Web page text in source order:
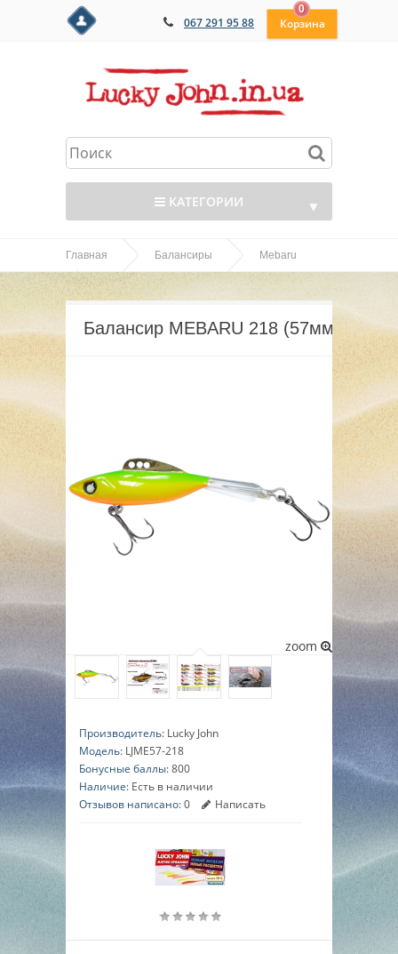
067 291 95 88
0
КАТЕГОРИИ ▼
▼
Главная Балансиры Mebaru
Балансир MEBARU 218 (57мм)
Балансир MEBARU 218 (57мм)
zoom
Производитель: Lucky John
Модель: LJME57-218
Бонусные баллы:800
Наличие: Есть в наличии
Отзывов написано:0 Написать